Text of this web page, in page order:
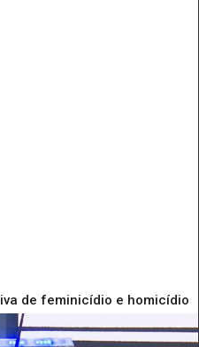
de feminicídio e homicídio